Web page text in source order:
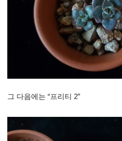
그 다음에는 “프리티 2”